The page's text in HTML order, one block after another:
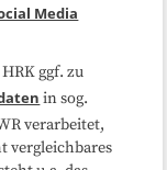
Media
ggf. zu
in sog.
verarbeitet,
vergleichbares